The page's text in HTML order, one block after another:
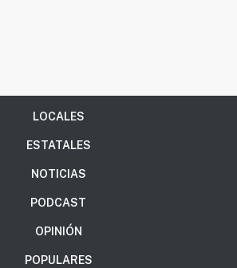
LOCALES
ESTATALES
NOTICIAS
PODCAST
OPINIÓN
POPULARES